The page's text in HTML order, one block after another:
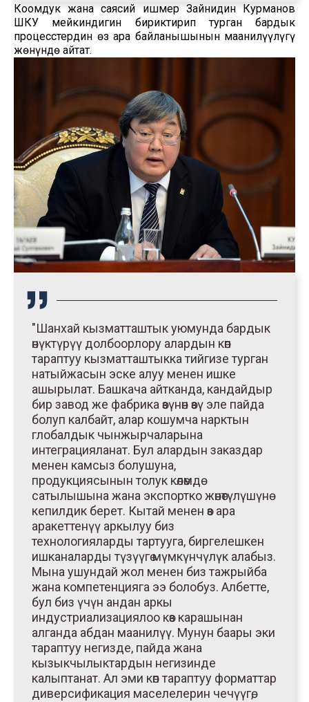
Коомдук жана саясий ишмер Зайнидин Курманов
ШКУ мейкиндигин бириктирип турган бардык
процесстердин өз ара байланышынын маанилүүлүгү
жөнүндө айтат.
"Шанхай кызматташтык уюмунда бардык
өнүктүрүү долбоорлору алардын көп
тараптуу кызматташтыкка тийгизе турган
натыйжасын эске алуу менен ишке
ашырылат. Башкача айтканда, кандайдыр
бир завод же фабрика өзүнөн өзү эле пайда
болуп калбайт, алар кошумча нарктын
глобалдык чынжырчаларына
интеграцияланат. Бул алардын заказдар
менен камсыз болушуна,
продукциясынын толук көлөмдө
сатылышына жана экспортко жөнөтүлүшүнө
кепилдик берет. Кытай менен өз ара
аракеттенүү аркылуу биз
технологияларды тартууга, биргелешкен
ишканаларды түзүүгө мүмкүнчүлүк алабыз.
Мына ушундай жол менен биз тажрыйба
жана компетенцияга ээ болобуз. Албетте,
бул биз үчүн андан аркы
индустриализациялоо көз карашынан
алганда абдан маанилүү. Мунун баары эки
тараптуу негизде, пайда жана
кызыкчылыктардын негизинде
калыптанат. Ал эми көп тараптуу форматтар
диверсификация маселелерин чечүүгө,